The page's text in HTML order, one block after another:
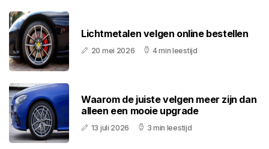
Lichtmetalen velgen online bestellen
20 mei 2026 4 min leestijd
Waarom de juiste velgen meer zijn dan
alleen een mooie upgrade
13 juli 2026 3 min leestijd